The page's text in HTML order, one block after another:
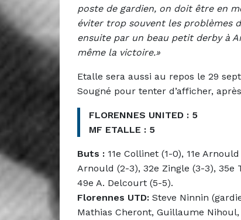
poste de gardien, on doit être en
éviter trop souvent les problèmes
ensuite par un beau petit derby à
même la victoire.»
Etalle sera aussi au repos le 29
Sougné pour tenter d’afficher,
FLORENNES UNITED : 5
MF ETALLE : 5
Buts : 11e Collinet (1-0), 11e
Arnould (2-3), 32e Zingle (3-3), 35e
49e A. Delcourt (5-5).
Florennes UTD: Steve Ninnin
Mathias Cheront, Guillaume